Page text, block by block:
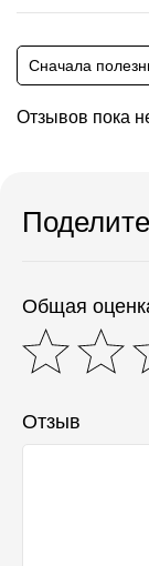
Сначала
Отзывов пока
Общая
Отзыв